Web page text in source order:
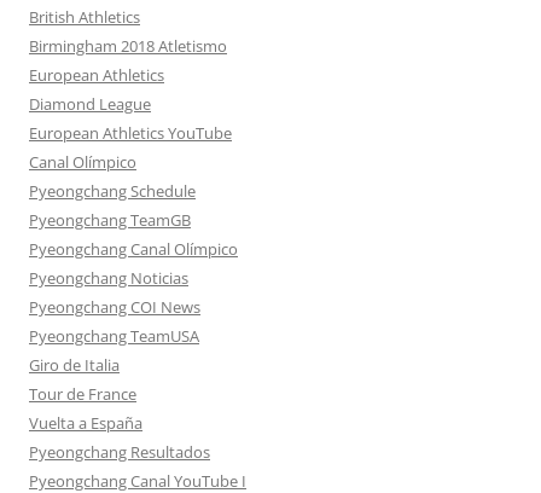
British Athletics
Birmingham 2018 Atletismo
European Athletics
Diamond League
European Athletics YouTube
Canal Olímpico
Pyeongchang Schedule
Pyeongchang TeamGB
Pyeongchang Canal Olímpico
Pyeongchang Noticias
Pyeongchang COI News
Pyeongchang TeamUSA
Giro de Italia
Tour de France
Vuelta a España
Pyeongchang Resultados
Pyeongchang Canal YouTube I